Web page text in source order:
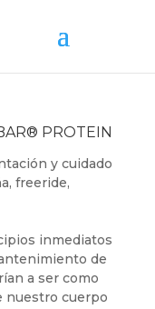
PROTEIN
y cuidado
freeride,
inmediatos
de
a ser como
nuestro cuerpo